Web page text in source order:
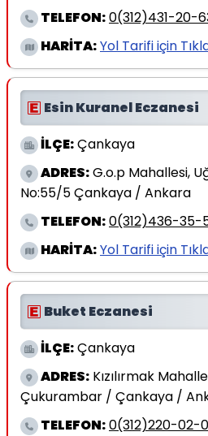
TELEFON:0(312)431-20-
HARİTA:Yol Tarifi için
Esin Kuranel Eczanesi
İLÇE:Çankaya
ADRES:G.o.p Mahallesi,
No:55/5 Çankaya / Ankara
TELEFON:0(312)436-35-
HARİTA:Yol Tarifi için
Buket Eczanesi
İLÇE:Çankaya
ADRES: Kızılırmak
Çukurambar / Çankaya /
TELEFON:0(312)220-02-